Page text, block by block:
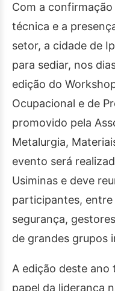
Com a
técnica e a
setor, a cidade de
para sediar, nos
edição do
Ocupacional e de
promovido pela
Metalurgia,
evento será
Usiminas e deve
participantes,
segurança,
de grandes grupos
A edição deste ano
papel da liderança